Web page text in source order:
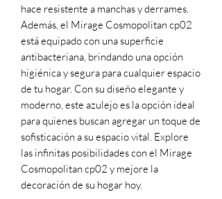
hace resistente a manchas y derrames.
Además, el Mirage Cosmopolitan cp02
está equipado con una superficie
antibacteriana, brindando una opción
higiénica y segura para cualquier espacio
de tu hogar. Con su diseño elegante y
moderno, este azulejo es la opción ideal
para quienes buscan agregar un toque de
sofisticación a su espacio vital. Explore
las infinitas posibilidades con el Mirage
Cosmopolitan cp02 y mejore la
decoración de su hogar hoy.